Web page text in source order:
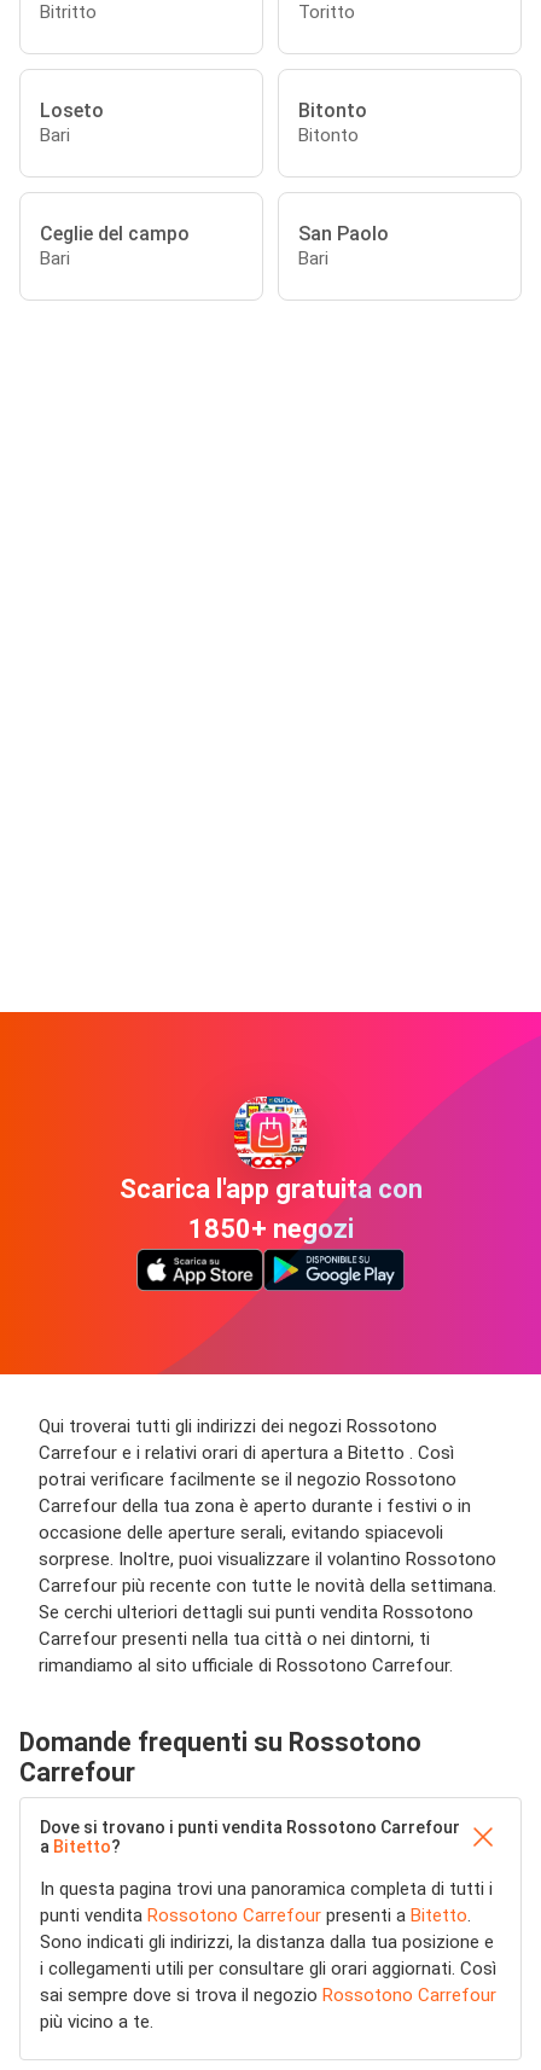
Bitritto Toritto
Loseto
Bari
Bitonto
Bitonto
Ceglie del campo
Bari
San Paolo
Bari
Scarica l'app gratuita con
1850+ negozi
Qui troverai tutti gli indirizzi dei negozi Rossotono
Carrefour e i relativi orari di apertura a Bitetto . Così
potrai verificare facilmente se il negozio Rossotono
Carrefour della tua zona è aperto durante i festivi o in
occasione delle aperture serali, evitando spiacevoli
sorprese. Inoltre, puoi visualizzare il volantino Rossotono
Carrefour più recente con tutte le novità della settimana.
Se cerchi ulteriori dettagli sui punti vendita Rossotono
Carrefour presenti nella tua città o nei dintorni, ti
rimandiamo al sito ufficiale di Rossotono Carrefour.
Domande frequenti su Rossotono
Carrefour
Dove si trovano i punti vendita Rossotono Carrefour
a Bitetto?
In questa pagina trovi una panoramica completa di tutti i
punti vendita Rossotono Carrefour presenti a Bitetto.
Sono indicati gli indirizzi, la distanza dalla tua posizione e
i collegamenti utili per consultare gli orari aggiornati. Così
sai sempre dove si trova il negozio Rossotono Carrefour
più vicino a te.